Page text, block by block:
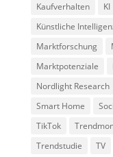
Kaufverhalten
KI
Künstliche
Marktforschung
Marktpotenziale
Nordlight Research
Smart Home
TikTok
Trendstudie
TV